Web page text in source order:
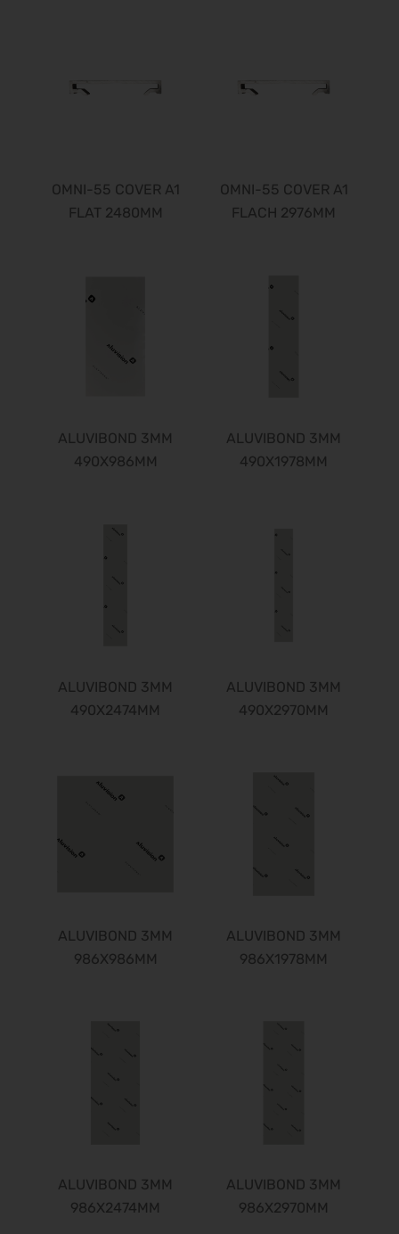
OMNI-55 COVER A1
FLAT 2480MM
OMNI-55 COVER A1
FLACH 2976MM
ALUVIBOND 3MM
490X986MM
ALUVIBOND 3MM
490X1978MM
ALUVIBOND 3MM
490X2474MM
ALUVIBOND 3MM
490X2970MM
ALUVIBOND 3MM
986X986MM
ALUVIBOND 3MM
986X1978MM
ALUVIBOND 3MM
986X2474MM
ALUVIBOND 3MM
986X2970MM